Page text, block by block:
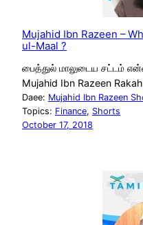
Mujahid Ibn Razeen –
ul-Maal ?
பைத்துல் மாலுடைய சட்டம்
Mujahid Ibn Razeen
Daee: Mujahid Ibn Razeen
Topics: Finance, Shorts
October 17, 2018